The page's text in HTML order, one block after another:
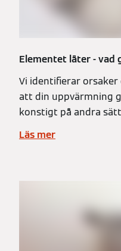
Elementet låter - vad
Vi identifierar orsaker
att din uppvärmning
konstigt på andra
Läs mer